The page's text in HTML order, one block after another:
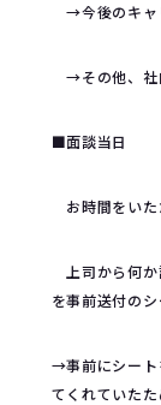
→今後のキャ
→その他、社
■面談当日
お時間をいた
上司から何か
を事前送付のシ
→事前にシート
てくれていたた